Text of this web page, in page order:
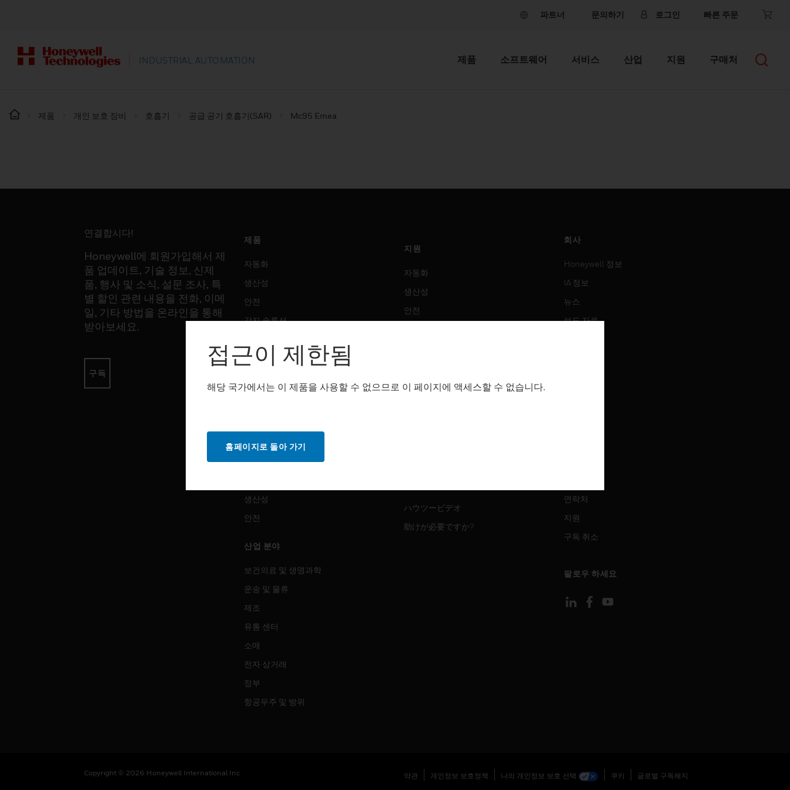
파트너 문의하기 로그인 빠른 주문
INDUSTRIAL AUTOMATION 제품 소프트웨어 서비스 산업 지원 구매처
제품 개인 보호 장비 호흡기 공급 공기 호흡기(SAR) Mc95 Emea
연결합시다!
Honeywell에 회원가입해서 제
품 업데이트, 기술 정보, 신제
품, 행사 및 소식, 설문 조사, 특
별 할인 관련 내용을 전화, 이메
일, 기타 방법을 온라인을 통해
받아보세요.
구독
제품
자동화
생산성
안전
감지 솔루션
소프트웨어
자동화
생산성
안전
산업 분야
보건의료 및 생명과학
운송 및 물류
제조
유통 센터
소매
전자 상거래
정부
항공우주 및 방위
지원
자동화
생산성
안전
자동화
ハウツービデオ
助けが必要ですか?
회사
Honeywell 정보
IA 정보
뉴스
보도 자료
연락처
지원
구독 취소
팔로우 하세요
Copyright © 2026 Honeywell International Inc 약관 개인정보 보호정책 나의 개인정보 보호 선택 쿠키 글로벌 구독해지
접근이 제한됨
해당 국가에서는 이 제품을 사용할 수 없으므로 이 페이지에 액세스할 수 없습니다.
홈페이지로 돌아 가기